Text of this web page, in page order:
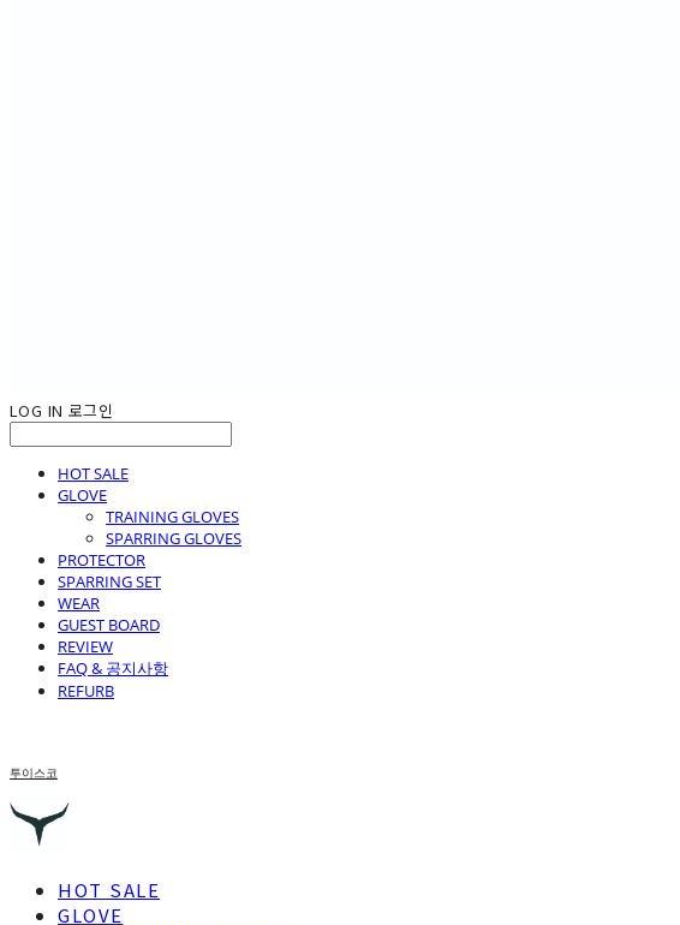
LOG IN 로그인
HOT SALE
GLOVE
TRAINING GLOVES
SPARRING GLOVES
PROTECTOR
SPARRING SET
WEAR
GUEST BOARD
REVIEW
FAQ & 공지사항
REFURB
투이스코
HOT SALE
GLOVE